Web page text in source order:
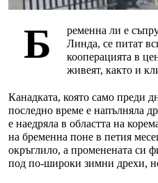
Б
ременна ли е
Линда, се питат
кооперацията в
живеят, както и
Канадката, която само преди
последно време е напълняла
е наедряла в областта на
на бременна поне в петия
окръглило, а променената си
под по-широки зимни дрехи,